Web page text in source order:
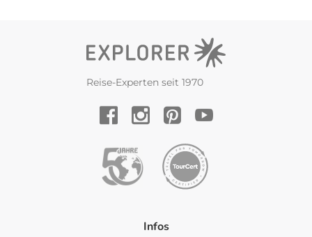
Reise-Experten seit 1970
Infos